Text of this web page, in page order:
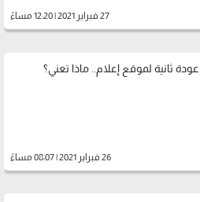
27 فبراير 2021 | 12:20 مساءً
عودة ثانية لموقع إعلام.. ماذا تعني؟
26 فبراير 2021 | 08:07 مساءً